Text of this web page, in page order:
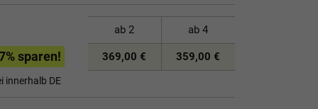
% sparen!
innerhalb DE
ab 2 ab 4
369,00 € 359,00 €